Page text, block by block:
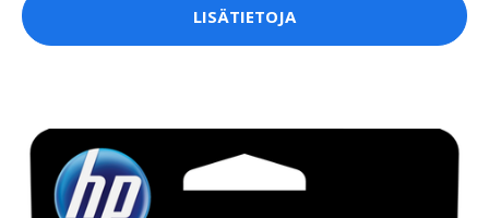
LISÄTIETOJA